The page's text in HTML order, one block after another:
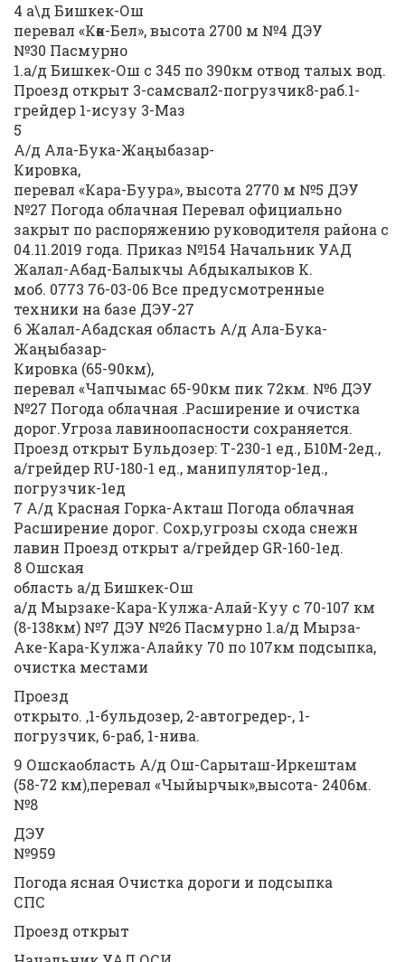
4 а\д Бишкек-Ош
перевал «Көк-Бел», высота 2700 м №4 ДЭУ
№30 Пасмурно
1.а/д Бишкек-Ош с 345 по 390км отвод талых вод.
Проезд открыт 3-самсвал2-погрузчик8-раб.1-
грейдер 1-исузу 3-Маз
5
А/д Ала-Бука-Жаңыбазар-
Кировка,
перевал «Кара-Буура», высота 2770 м №5 ДЭУ
№27 Погода облачная Перевал официально
закрыт по распоряжению руководителя района с
04.11.2019 года. Приказ №154 Начальник УАД
Жалал-Абад-Балыкчы Абдыкалыков К.
моб. 0773 76-03-06 Все предусмотренные
техники на базе ДЭУ-27
6 Жалал-Абадская область А/д Ала-Бука-
Жаңыбазар-
Кировка (65-90км),
перевал «Чапчымас 65-90км пик 72км. №6 ДЭУ
№27 Погода облачная .Расширение и очистка
дорог.Угроза лавиноопасности сохраняется.
Проезд открыт Бульдозер: Т-230-1 ед., Б10М-2ед.,
а/грейдер RU-180-1 ед., манипулятор-1ед.,
погрузчик-1ед
7 А/д Красная Горка-Акташ Погода облачная
Расширение дорог. Сохр,угрозы схода снежн
лавин Проезд открыт а/грейдер GR-160-1ед.
8 Ошская
область а/д Бишкек-Ош
а/д Мырзаке-Кара-Кулжа-Алай-Куу с 70-107 км
(8-138км) №7 ДЭУ №26 Пасмурно 1.а/д Мырза-
Аке-Кара-Кулжа-Алайку 70 по 107км подсыпка,
очистка местами
Проезд
открыто. ,1-бульдозер, 2-автогредер-, 1-
погрузчик, 6-раб, 1-нива.
9 Ошскаобласть А/д Ош-Сарыташ-Иркештам
(58-72 км),перевал «Чыйырчык»,высота- 2406м.
№8
ДЭУ
№959
Погода ясная Очистка дороги и подсыпка
СПС
Проезд открыт